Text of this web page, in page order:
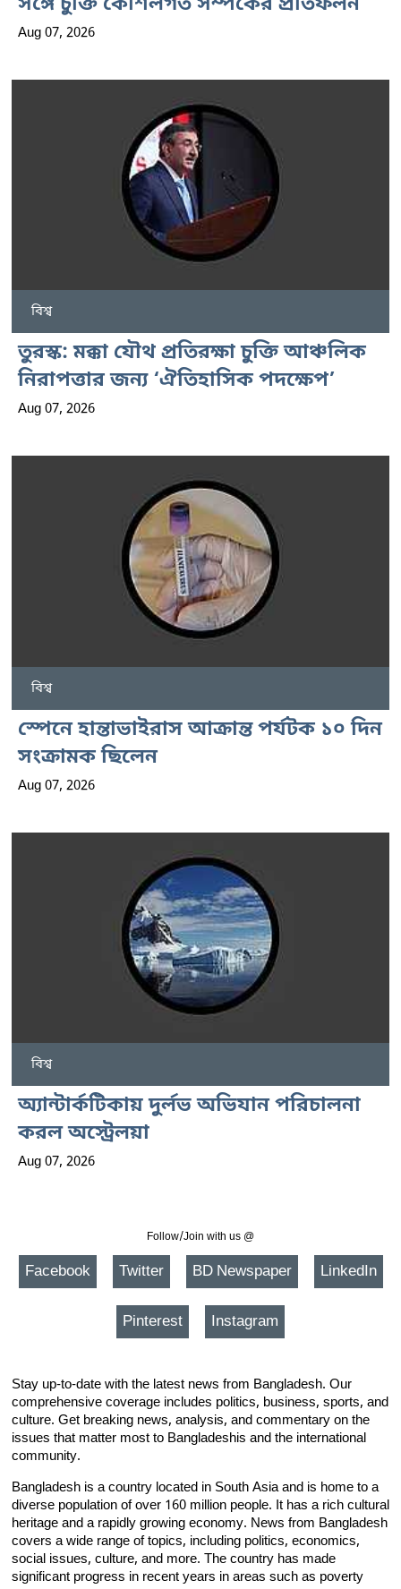
Aug 07, 2026
বিশ্ব
তুরস্ক: মক্কা যৌথ প্রতিরক্ষা চুক্তি আঞ্চলিক
নিরাপত্তার জন্য ‘ঐতিহাসিক পদক্ষেপ’
Aug 07, 2026
বিশ্ব
স্পেনে হান্তাভাইরাস আক্রান্ত পর্যটক ১০ দিন
সংক্রামক ছিলেন
Aug 07, 2026
বিশ্ব
অ্যান্টার্কটিকায় দুর্লভ অভিযান পরিচালনা
করল অস্ট্রেলয়া
Aug 07, 2026
Follow/Join with us @
Facebook Twitter BD Newspaper LinkedIn
Pinterest Instagram
Stay up-to-date with the latest news from Bangladesh. Our
comprehensive coverage includes politics, business, sports, and
culture. Get breaking news, analysis, and commentary on the
issues that matter most to Bangladeshis and the international
community.
Bangladesh is a country located in South Asia and is home to a
diverse population of over 160 million people. It has a rich cultural
heritage and a rapidly growing economy. News from Bangladesh
covers a wide range of topics, including politics, economics,
social issues, culture, and more. The country has made
significant progress in recent years in areas such as poverty